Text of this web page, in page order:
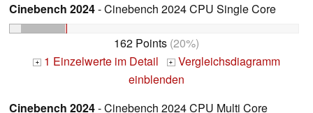
Cinebench 2024- Cinebench 2024 CPU Single Core
162 Points (20%)
+ 1 Einzelwerte im Detail + Vergleichsdiagramm
einblenden
Cinebench 2024- Cinebench 2024 CPU Multi Core